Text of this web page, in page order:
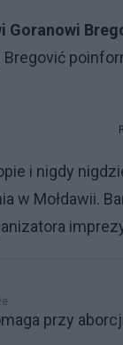
Goranowi
i nigdy
w Mołdawii.
przy